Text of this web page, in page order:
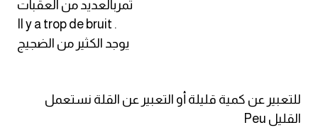
كلمات بحرف i
تمربالعديد من العقبات
Il y a trop de bruit .
يوجد الكثير من الضجيج
للتعبير عن كمية قليلة أو التعبير عن القلة نستعمل
القليل Peu